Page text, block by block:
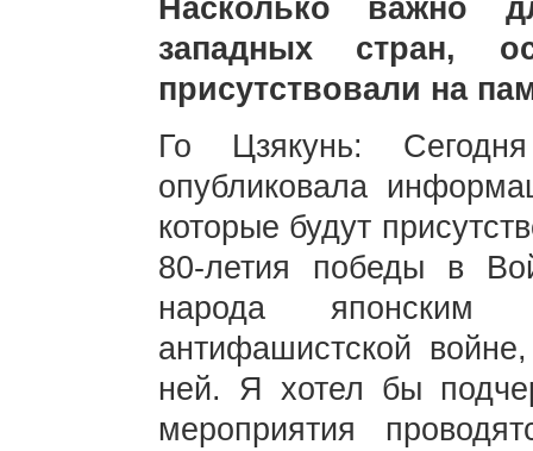
Насколько важно
западных стран,
присутствовали на
Го Цзякунь:
опубликовала
которые будут
80-летия победы в
народа японским
антифашистской
ней. Я хотел бы
мероприятия